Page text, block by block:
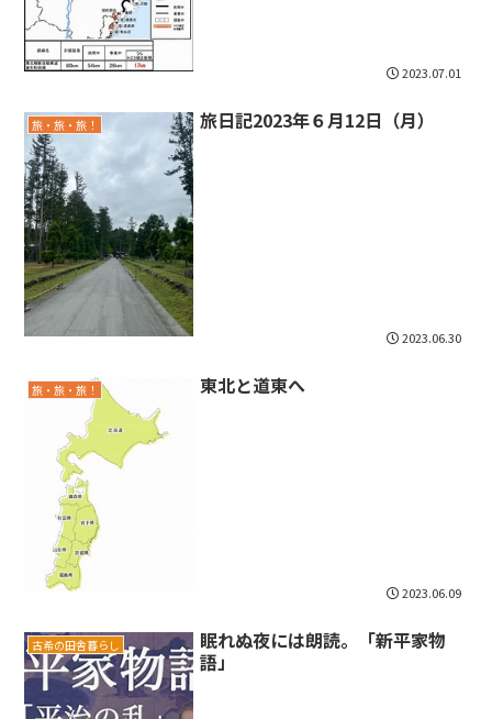
2023.07.01
旅・旅・旅！ 旅日記2023年６月12日（月）
2023.06.30
旅・旅・旅！ 東北と道東へ
2023.06.09
古希の田舎暮らし
眠れぬ夜には朗読。「新平家物
語」